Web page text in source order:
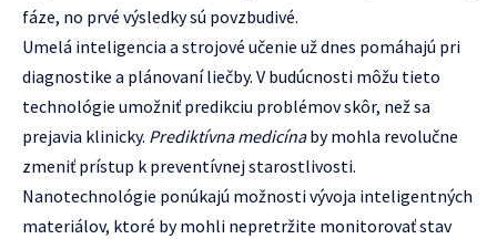
fáze, no prvé výsledky sú povzbudivé.
Umelá inteligencia a strojové učenie už dnes pomáhajú pri
diagnostike a plánovaní liečby. V budúcnosti môžu tieto
technológie umožniť predikciu problémov skôr, než sa
prejavia klinicky. Prediktívna medicínaby mohla revolučne
zmeniť prístup k preventívnej starostlivosti.
Nanotechnológie ponúkajú možnosti vývoja inteligentných
materiálov, ktoré by mohli nepretržite monitorovať stav